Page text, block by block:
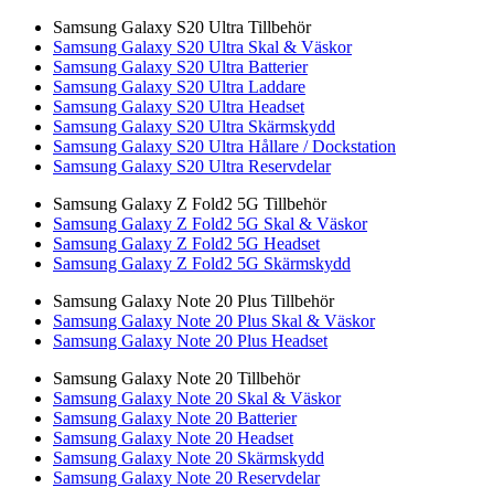
Samsung Galaxy S20 Ultra Tillbehör
Samsung Galaxy S20 Ultra Skal & Väskor
Samsung Galaxy S20 Ultra Batterier
Samsung Galaxy S20 Ultra Laddare
Samsung Galaxy S20 Ultra Headset
Samsung Galaxy S20 Ultra Skärmskydd
Samsung Galaxy S20 Ultra Hållare / Dockstation
Samsung Galaxy S20 Ultra Reservdelar
Samsung Galaxy Z Fold2 5G Tillbehör
Samsung Galaxy Z Fold2 5G Skal & Väskor
Samsung Galaxy Z Fold2 5G Headset
Samsung Galaxy Z Fold2 5G Skärmskydd
Samsung Galaxy Note 20 Plus Tillbehör
Samsung Galaxy Note 20 Plus Skal & Väskor
Samsung Galaxy Note 20 Plus Headset
Samsung Galaxy Note 20 Tillbehör
Samsung Galaxy Note 20 Skal & Väskor
Samsung Galaxy Note 20 Batterier
Samsung Galaxy Note 20 Headset
Samsung Galaxy Note 20 Skärmskydd
Samsung Galaxy Note 20 Reservdelar